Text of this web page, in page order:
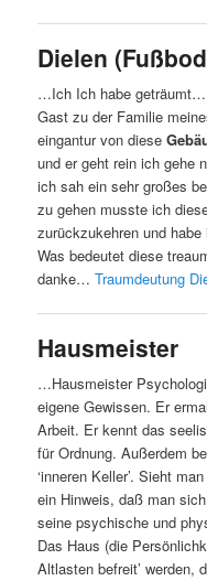
Dielen
…Ich Ich habe
Gast zu der Familie
eingantur von diese
und er geht rein ich gehe
ich sah ein sehr großes
zu gehen musste ich
zurückzukehren und
Was bedeutet diese
danke…Traumdeutung
Hausmeister
…Hausmeister
eigene Gewissen. Er
Arbeit. Er kennt das
für Ordnung. Außerdem
‘inneren Keller’. Sieht
ein Hinweis, daß man
seine psychische und
Das Haus (die
Altlasten befreit’ werden,